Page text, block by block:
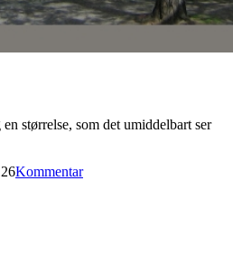
størrelse, som det umiddelbart ser
Kommentar